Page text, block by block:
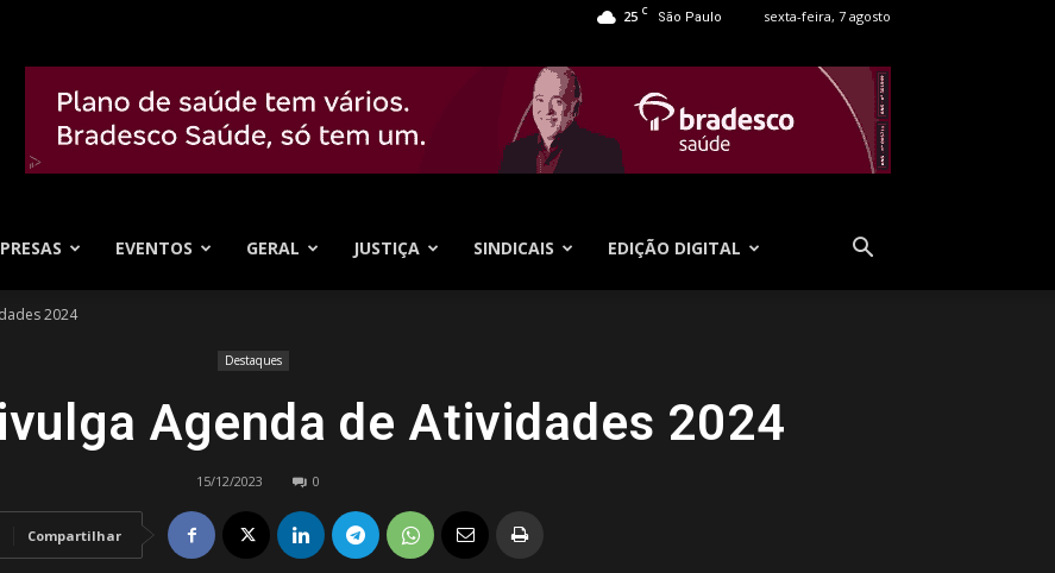
25 C São Paulo sexta-feira, 7 agosto
EVENTOS GERAL JUSTIÇA SINDICAIS EDIÇÃO DIGITAL
2024
Destaques
Agenda de Atividades 2024
15/12/2023 0
Compartilhar